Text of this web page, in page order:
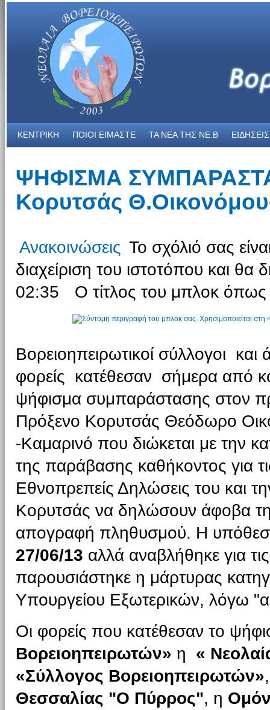
ΚΕΝΤΡΙΚΗ ΠΟΙΟΙ ΕΙΜΑΣΤΕ ΤΑ ΝΕΑ THΣ NE.B ΕΙΔΗΣΕΙΣ
ΨΗΦΙΣΜΑ
Κορυτσάς
Ανακοινώσεις Το σχόλιό σας
διαχείριση του ιστοτόπου και θα
02:35
Ο τίτλος του μπλοκ όπως
Βορειοηπειρωτικοί σύλλογοι και
φορείς κατέθεσαν σήμερα από
ψήφισμα συμπαράστασης στον
Πρόξενο Κορυτσάς Θεόδωρο
-Καμαρινό που διώκεται με την
της παράβασης καθήκοντος για
Εθνοπρεπείς Δηλώσεις του και
Κορυτσάς να δηλώσουν άφοβα
απογραφή πληθυσμού. Η
27/06/13 αλλά αναβλήθηκε για
παρουσιάστηκε η μάρτυρας
Υπουργείου Εξωτερικών, λόγω
Οι φορείς που κατέθεσαν το
Βορειοηπειρωτών» η «
«Σύλλογος Βορειοηπειρωτών»
Θεσσαλίας "Ο Πύρρος", η